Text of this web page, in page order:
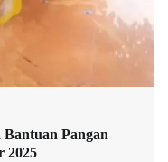
Pangan
2025